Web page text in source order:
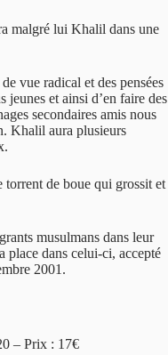
malgré lui Khalil dans une
vue radical et des pensées
jeunes et ainsi d’en faire des
secondaires amis nous
Khalil aura plusieurs
torrent de boue qui grossit et
musulmans dans leur
place dans celui-ci, accepté
2001.
– Prix : 17€